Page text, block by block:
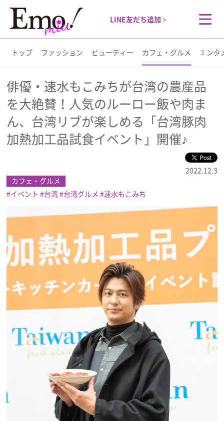
LINE友だち追加 >
トップ ファッション ビューティー カフェ・グルメ エンタ
トップ
ファッション
ビューティー
エンタメ
ライフスタイル
プレゼント
インタビュー
フィルム
Emoメン
ランキング
Emo!miuとは？
俳優・速水もこみちが台湾の農産品
を大絶賛！人気のルーロー飯や肉ま
ん、台湾リブが楽しめる「台湾豚肉
加熱加工品試食イベント」開催♪
2022.12.3
カフェ・グルメ
イベント
台湾 台湾グルメ 速水もこみち